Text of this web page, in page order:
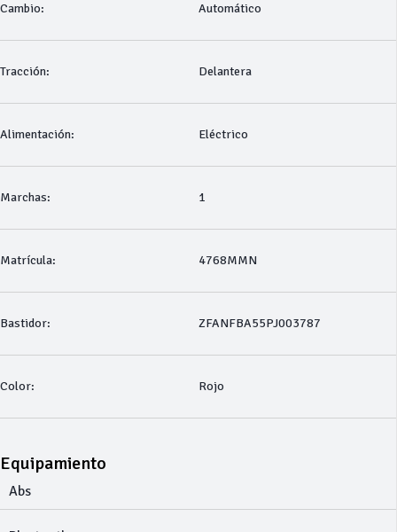
Cambio: Automático
Tracción: Delantera
Alimentación: Eléctrico
Marchas: 1
Matrícula: 4768MMN
Bastidor: ZFANFBA55PJ003787
Color: Rojo
Equipamiento
Abs